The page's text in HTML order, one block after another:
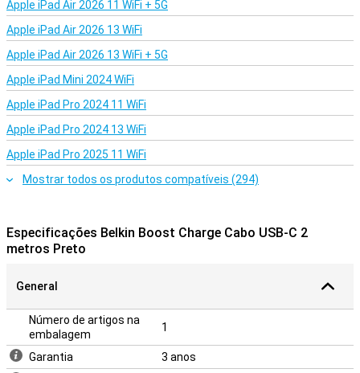
Apple iPad Air 2026 11 WiFi + 5G
Apple iPad Air 2026 13 WiFi
Apple iPad Air 2026 13 WiFi + 5G
Apple iPad Mini 2024 WiFi
Apple iPad Pro 2024 11 WiFi
Apple iPad Pro 2024 13 WiFi
Apple iPad Pro 2025 11 WiFi
Mostrar todos os produtos compatíveis (294)
Especificações Belkin Boost Charge Cabo USB-C 2
metros Preto
General
Número de artigos na
embalagem
1
Garantia 3 anos